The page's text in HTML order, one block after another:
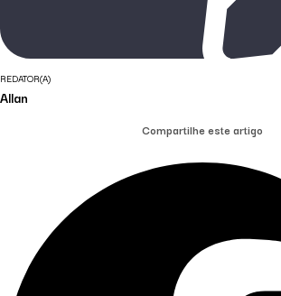
REDATOR(A)
Allan
Compartilhe este artigo